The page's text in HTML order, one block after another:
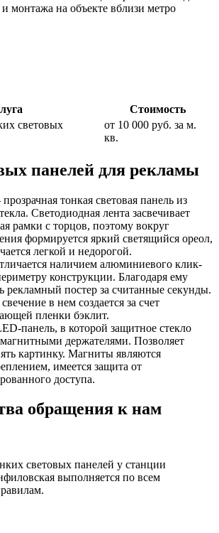
и монтажа на объекте вблизи метро
Стоимость
световых
от 10 000 руб. за м.
кв.
панелей для рекламы
тонкая световая панель из
Светодиодная лента засвечивает
рамки с торцов, поэтому вокруг
формируется яркий светящийся ореол,
легкой и недорогой.
наличием алюминиевого клик-
конструкции. Благодаря ему
рекламный постер за считанные секунды.
в нем создается за счет
пленки бэклит.
панель, в которой защитное стекло
держателями. Позволяет
картинку. Магниты являются
имеется защита от
доступа.
обращения к нам
световых панелей у станции
выполняется по всем